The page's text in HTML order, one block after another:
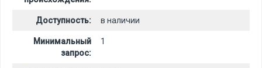
Доступность: в наличии
Минимальный
запрос:
1